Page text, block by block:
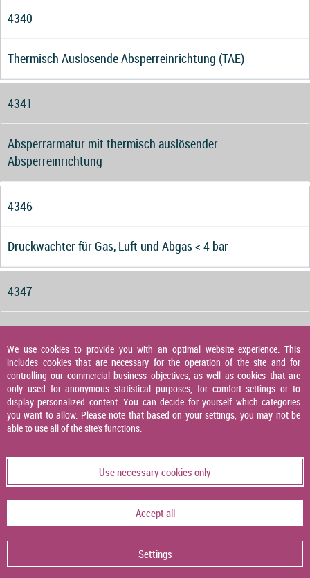
4340
Thermisch Auslösende Absperreinrichtung (TAE)
4341
Absperrarmatur mit thermisch auslösender
Absperreinrichtung
4346
Druckwächter für Gas, Luft und Abgas < 4 bar
4347
Druckwächter für Gas, Luft und Abgas
4348
Druckaufnehmer
4349
Temperaturaufnehmer
4356
We use cookies to provide you with an optimal website experience. This
includes cookies that are necessary for the operation of the site and for
controlling our commercial business objectives, as well as cookies that are
only used for anonymous statistical purposes, for comfort settings or to
display personalized content. You can decide for yourself which categories
you want to allow. Please note that based on your settings, you may not be
able to use all of the site's functions.
Use necessary cookies only
Accept all
Settings